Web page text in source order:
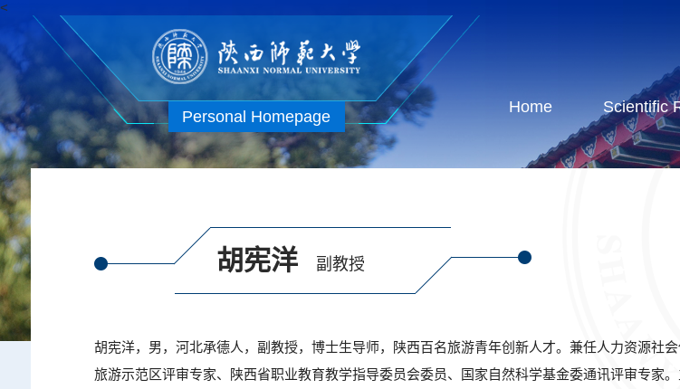
<
Personal Homepage
Home Scientific
胡宪洋 副教授
胡宪洋，男，河北承德人，副教授，博士生导师，陕西百名旅游青年创新人才。兼任人力资源社
旅游示范区评审专家、陕西省职业教育教学指导委员会委员、国家自然科学基金委通讯评审专家